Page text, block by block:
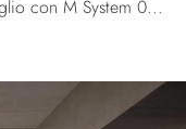
Arreda il bagno di casa moderno al meglio con M System 034, mobili bagno sospesi e complementi in melaminico di Baxar.